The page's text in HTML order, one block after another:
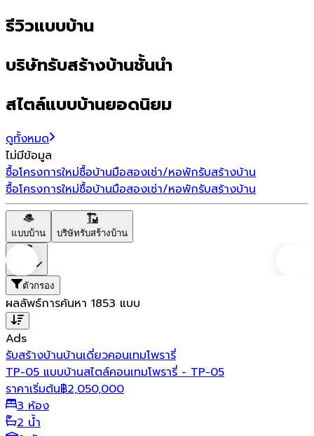
รีวิวแบบบ้าน
บริษัทรับสร้างบ้านชั้นนำ
สไตล์แบบบ้านยอดนิยม
ดูทั้งหมด
ไม่มีข้อมูล
ซื้อโครงการใหม่ซื้อบ้านมือสองเช่า/หอพักรับสร้างบ้าน
ซื้อโครงการใหม่ซื้อบ้านมือสองเช่า/หอพักรับสร้างบ้าน
แบบบ้าน บริษัทรับสร้างบ้าน
ตัวกรอง
ผลลัพธ์การค้นหา 1853 แบบ
Ads
รับสร้างบ้านบ้านเดี่ยวคอนเทมโพรารี่
TP-05 แบบบ้านสไตล์คอนเทมโพรารี่ - TP-05
ราคาเริ่มต้น฿2,050,000
3 ห้อง
2 น้ำ